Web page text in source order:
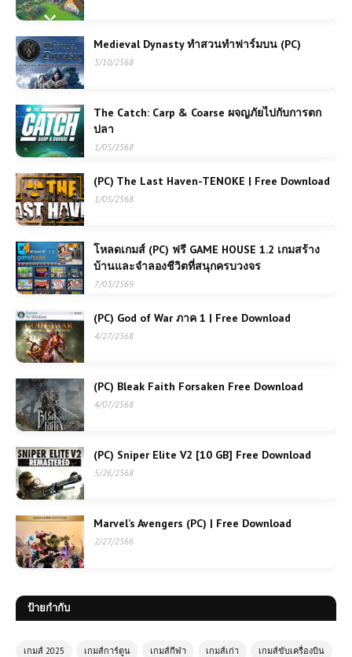
Medieval Dynasty ทำสวนทำฟาร์มบน (PC)
5/10/2568
The Catch: Carp & Coarse ผจญภัยไปกับการตก
ปลา
1/05/2568
(PC) The Last Haven-TENOKE | Free Download
1/05/2568
โหลดเกมส์ (PC) ฟรี GAME HOUSE 1.2 เกมสร้าง
บ้านและจำลองชีวิตที่สนุกครบวงจร
7/03/2569
(PC) God of War ภาค 1 | Free Download
4/27/2568
(PC) Bleak Faith Forsaken Free Download
4/07/2568
(PC) Sniper Elite V2 [10 GB] Free Download
5/26/2568
Marvel’s Avengers (PC) | Free Download
2/27/2566
ป้ายกำกับ
เกมส์ 2025 เกมส์การ์ตูน เกมส์กีฬา เกมส์เก่า เกมส์ขับเครื่องบิน